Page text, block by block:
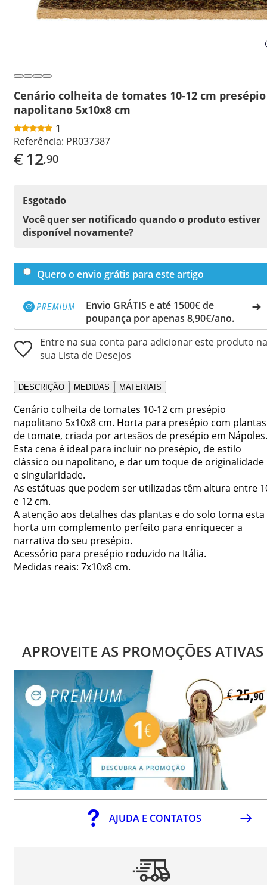
Cenário colheita de tomates 10-12 cm presépio
napolitano 5x10x8 cm
1
Referência: PR037387
€12,90
Esgotado
Você quer ser notificado quando o produto estiver
disponível novamente?
Quero o envio grátis para este artigo
Envio GRÁTIS e até 1500€ de
poupança por apenas 8,90€/ano.
Entre na sua conta para adicionar este produto na
sua Lista de Desejos
DESCRIÇÃO MEDIDAS MATERIAIS
Cenário colheita de tomates 10-12 cm presépio
napolitano 5x10x8 cm. Horta para presépio com plantas
de tomate, criada por artesãos de presépio em Nápoles.
Esta cena é ideal para incluir no presépio, de estilo
clássico ou napolitano, e dar um toque de originalidade
e singularidade.
As estátuas que podem ser utilizadas têm altura entre
e 12 cm.
A atenção aos detalhes das plantas e do solo torna esta
horta um complemento perfeito para enriquecer a
narrativa do seu presépio.
Acessório para presépio roduzido na Itália.
Medidas reais: 7x10x8 cm.
APROVEITE AS PROMOÇÕES ATIVAS
AJUDA E CONTATOS